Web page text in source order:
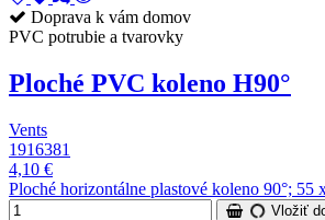
Doprava k vám domov
PVC potrubie a tvarovky
Ploché PVC koleno H90°
Vents
1916381
4,10 €
Ploché horizontálne plastové koleno 90°; 55
Vložiť